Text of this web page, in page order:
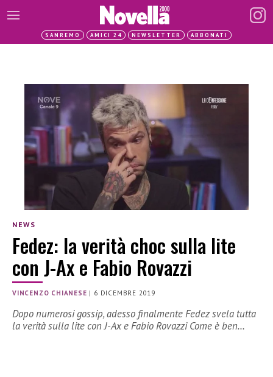
SANREMO AMICI 24 NEWSLETTER ABBONATI
NEWS
Fedez: la verità choc sulla lite
con J-Ax e Fabio Rovazzi
VINCENZO CHIANESE | 6 DICEMBRE 2019
Dopo numerosi gossip, adesso finalmente Fedez svela tutta
la verità sulla lite con J-Ax e Fabio Rovazzi Come è ben…